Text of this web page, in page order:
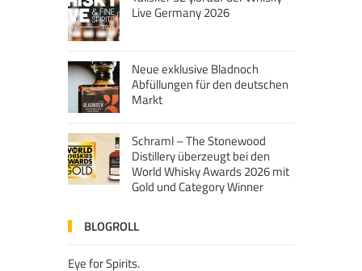
Live Germany 2026
Neue exklusive Bladnoch
Abfüllungen für den deutschen
Markt
Schraml – The Stonewood
Distillery überzeugt bei den
World Whisky Awards 2026 mit
Gold und Category Winner
BLOGROLL
Eye for Spirits.